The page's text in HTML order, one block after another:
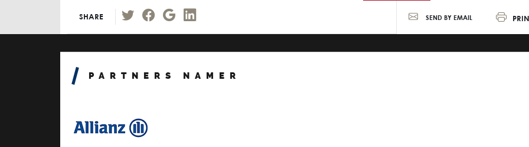
SHARE SEND BY EMAIL
PARTNERS NAMER